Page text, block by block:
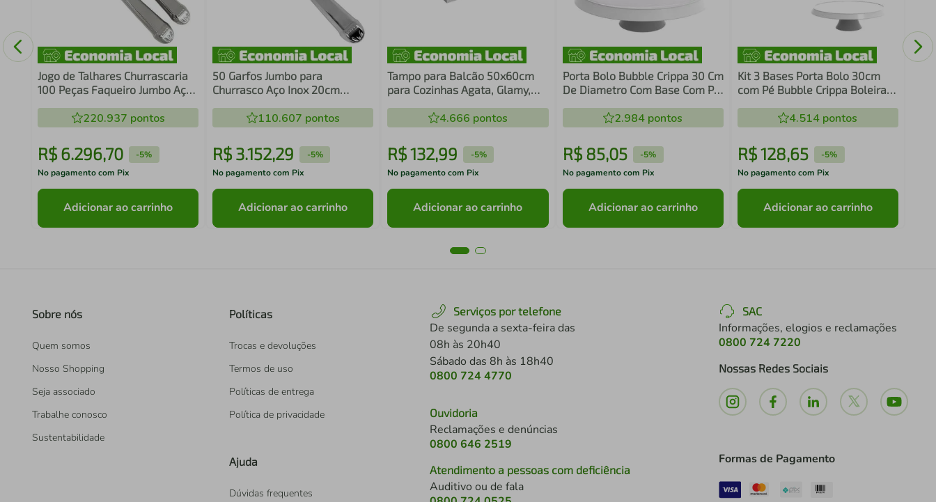
Jogo de Talhares Churrascaria
100 Peças Faqueiro Jumbo Aço
220.937 pontos
R$ 6.296,70 -5%
No pagamento com Pix
Adicionar ao carrinho
50 Garfos Jumbo para
Churrasco Aço Inox 20cm
Robusto 110.607 pontos
R$ 3.152,29 -5%
No pagamento com Pix
Adicionar ao carrinho
Tampo para Balcão 50x60cm
para Cozinhas Agata, Glamy,
4.666 pontos
R$132,99 -5%
No pagamento com Pix
Adicionar ao carrinho
Porta Bolo Bubble Crippa 30 Cm
De Diametro Com Base Com Pé
Transparente Branc
2.984 pontos
R$ 85,05 -5%
No pagamento com Pix
Adicionar ao carrinho
Kit 3 Bases Porta Bolo 30cm
com Pé Bubble Crippa Boleira
4.514 pontos
R$128,65 -5%
No pagamento com Pix
Adicionar ao carrinho
Sobre nós
Quem somos
Nosso Shopping
Seja associado
Trabalhe conosco
Sustentabilidade
Políticas
Trocas e devoluções
Termos de uso
Políticas de entrega
Política de privacidade
Ajuda
Dúvidas frequentes
Serviços por telefone
De segunda a sexta-feira das
08h às 20h40
Sábado das 8h às 18h40
0800 724 4770
Ouvidoria
Reclamações e denúncias
0800 646 2519
Atendimento a pessoas com deficiência
Auditivo ou de fala
SAC
Informações, elogios e reclamações
0800 724 7220
Nossas Redes Sociais
Formas de Pagamento